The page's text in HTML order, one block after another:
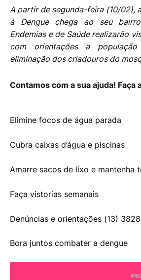
A partir de segunda-feira (10/02),
à Dengue chega ao seu
Endemias e de Saúde realizarão
com orientações a
eliminação dos criadouros do
Contamos com a sua ajuda! Faça
Elimine focos de água parada
Cubra caixas d’água e piscinas
Amarre sacos de lixo e mantenha
Faça vistorias semanais
Denúncias e orientações (13)
Bora juntos combater a dengue